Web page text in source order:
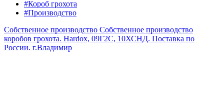
#Короб грохота
#Производство
Собственное производство Собственное производство
коробов грохота. Hardox, 09Г2С, 10ХСНД. Поставка по
России. г.Владимир